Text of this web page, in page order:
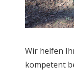
Wir helfen
kompetent bei Problemen mit Schädlingen und